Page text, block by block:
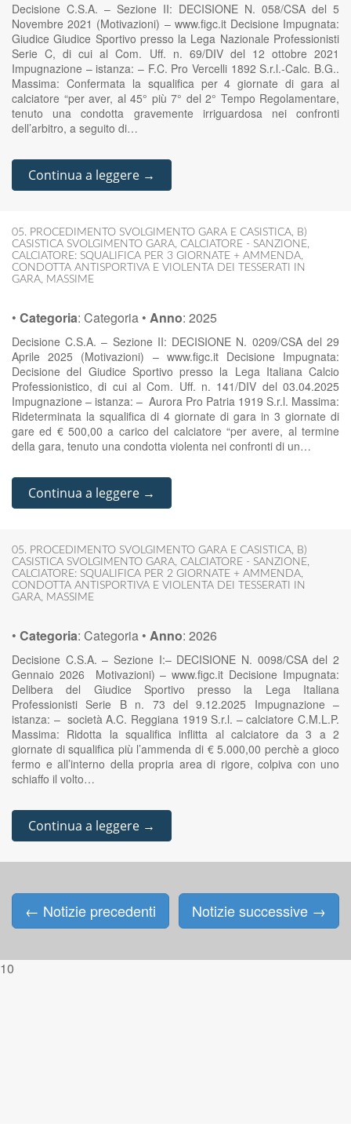
Decisione C.S.A. – Sezione II: DECISIONE N. 058/CSA del 5
Novembre 2021 (Motivazioni) – www.figc.it Decisione Impugnata:
Giudice Giudice Sportivo presso la Lega Nazionale Professionisti
Serie C, di cui al Com. Uff. n. 69/DIV del 12 ottobre 2021
Impugnazione – istanza: – F.C. Pro Vercelli 1892 S.r.l.-Calc. B.G..
Massima: Confermata la squalifica per 4 giornate di gara al
calciatore “per aver, al 45° più 7° del 2° Tempo Regolamentare,
tenuto una condotta gravemente irriguardosa nei confronti
dell’arbitro, a seguito di…
Continua a leggere →
05. PROCEDIMENTO SVOLGIMENTO GARA E CASISTICA, B)
CASISTICA SVOLGIMENTO GARA, CALCIATORE - SANZIONE,
CALCIATORE: SQUALIFICA PER 3 GIORNATE + AMMENDA,
CONDOTTA ANTISPORTIVA E VIOLENTA DEI TESSERATI IN
GARA, MASSIME
• Categoria: Categoria • Anno: 2025
Decisione C.S.A. – Sezione II: DECISIONE N. 0209/CSA del 29
Aprile 2025 (Motivazioni) – www.figc.it Decisione Impugnata:
Decisione del Giudice Sportivo presso la Lega Italiana Calcio
Professionistico, di cui al Com. Uff. n. 141/DIV del 03.04.2025
Impugnazione – istanza: – Aurora Pro Patria 1919 S.r.l. Massima:
Rideterminata la squalifica di 4 giornate di gara in 3 giornate di
gare ed € 500,00 a carico del calciatore “per avere, al termine
della gara, tenuto una condotta violenta nei confronti di un…
Continua a leggere →
05. PROCEDIMENTO SVOLGIMENTO GARA E CASISTICA, B)
CASISTICA SVOLGIMENTO GARA, CALCIATORE - SANZIONE,
CALCIATORE: SQUALIFICA PER 2 GIORNATE + AMMENDA,
CONDOTTA ANTISPORTIVA E VIOLENTA DEI TESSERATI IN
GARA, MASSIME
• Categoria: Categoria • Anno: 2026
Decisione C.S.A. – Sezione I:– DECISIONE N. 0098/CSA del 2
Gennaio 2026 Motivazioni) – www.figc.it Decisione Impugnata:
Delibera del Giudice Sportivo presso la Lega Italiana
Professionisti Serie B n. 73 del 9.12.2025 Impugnazione –
istanza: – società A.C. Reggiana 1919 S.r.l. – calciatore C.M.L.P.
Massima: Ridotta la squalifica inflitta al calciatore da 3 a 2
giornate di squalifica più l’ammenda di € 5.000,00 perchè a gioco
fermo e all’interno della propria area di rigore, colpiva con uno
schiaffo il volto…
Continua a leggere →
Posts navigation
← Notizie precedenti Notizie successive →
10